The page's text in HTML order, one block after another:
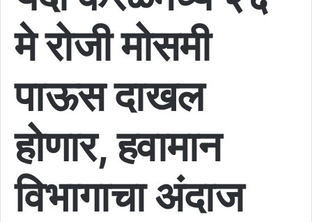
मे रोजी मोसमी
पाऊस दाखल
होणार, हवामान
विभागाचा अंदाज